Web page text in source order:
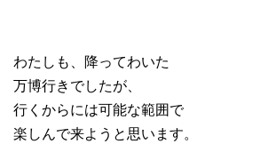
わたしも、降ってわいた
万博行きでしたが、
行くからには可能な範囲で
楽しんで来ようと思います。